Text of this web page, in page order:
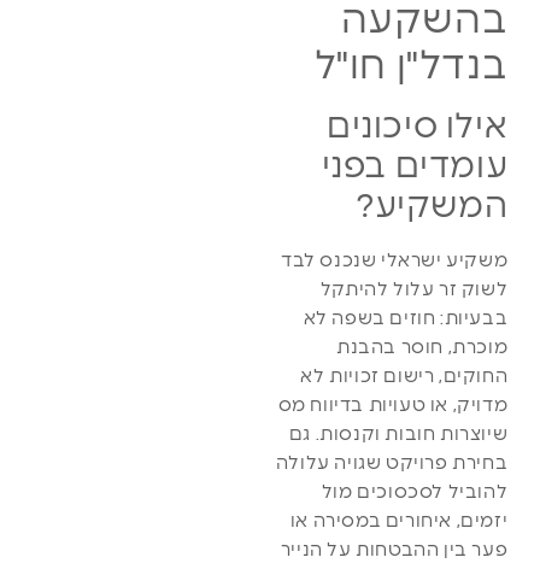
בהשקעה
בנדל"ן חו"ל
אילו סיכונים
עומדים בפני
המשקיע?
משקיע ישראלי שנכנס לבד
לשוק זר עלול להיתקל
בבעיות: חוזים בשפה לא
מוכרת, חוסר בהבנת
החוקים, רישום זכויות לא
מדויק, או טעויות בדיווח מס
שיוצרות חובות וקנסות. גם
בחירת פרויקט שגויה עלולה
להוביל לסכסוכים מול
יזמים, איחורים במסירה או
פער בין ההבטחות על הנייר